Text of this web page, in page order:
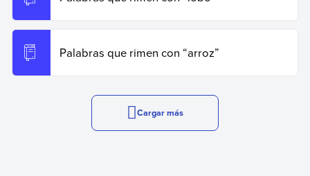
Palabras que rimen con “arroz”
Cargar más